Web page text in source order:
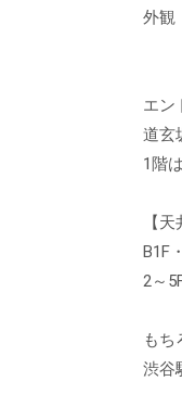
外観
エン
道玄
1階
【天
B1F
2～
もち
渋谷